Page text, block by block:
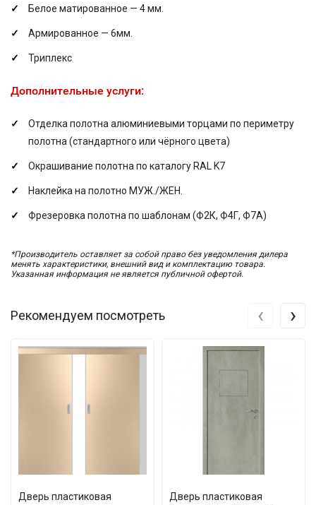
Белое матированное — 4 мм.
Армированное — 6мм.
Триплекс
Дополнительные услуги:
Отделка полотна алюминиевыми торцами по периметру
полотна (стандартного или чёрного цвета)
Окрашивание полотна по каталогу RAL K7
Наклейка на полотно МУЖ./ЖЕН.
Фрезеровка полотна по шаблонам (Ф2К, Ф4Г, Ф7А)
*Производитель оставляет за собой право без уведомления дилера
менять характеристики, внешний вид и комплектацию товара.
Указанная информация не является публичной офертой.
Рекомендуем посмотреть
Дверь пластиковая
Дверь пластиковая
‹ ›